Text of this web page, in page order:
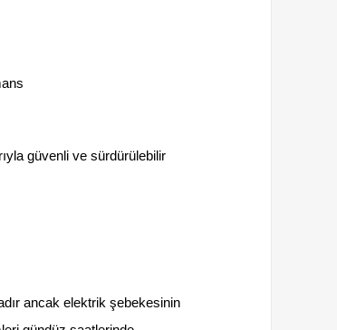
güvenli ve sürdürülebilir
ancak elektrik şebekesinin